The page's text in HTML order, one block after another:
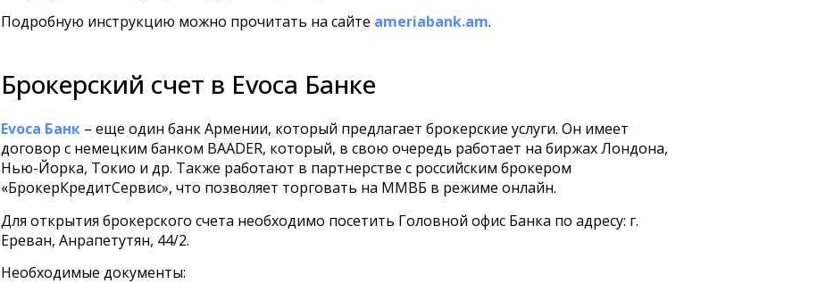
Подробную инструкцию можно прочитать на сайте ameriabank.am.
Брокерский счет в Evoca Банке
Evoca Банк – еще один банк Армении, который предлагает брокерские услуги. Он имеет
договор с немецким банком BAADER, который, в свою очередь работает на биржах Лондона,
Нью-Йорка, Токио и др. Также работают в партнерстве с российским брокером
«БрокерКредитСервис», что позволяет торговать на ММВБ в режиме онлайн.
Для открытия брокерского счета необходимо посетить Головной офис Банка по адресу: г.
Ереван, Анрапетутян, 44/2.
Необходимые документы: